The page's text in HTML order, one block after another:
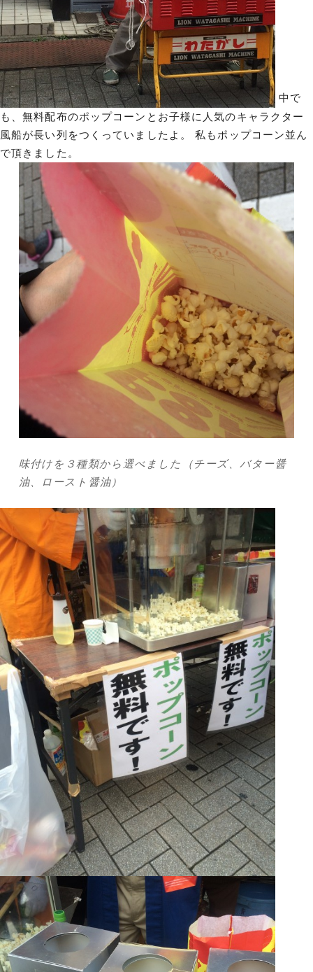
中で
も、無料配布のポップコーンとお子様に人気のキャラクター
風船が長い列をつくっていましたよ。 私もポップコーン並ん
で頂きました。
味付けを３種類から選べました（チーズ、バター醤
油、ロースト醤油）